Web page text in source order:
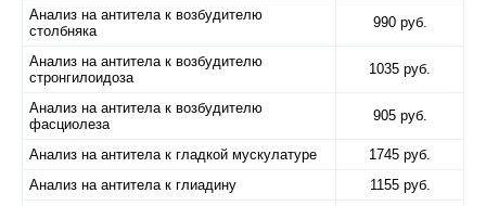
Анализ на антитела к возбудителю
столбняка
990 руб.
Анализ на антитела к возбудителю
стронгилоидоза
1035 руб.
Анализ на антитела к возбудителю
фасциолеза
905 руб.
Анализ на антитела к гладкой мускулатуре
1745 руб.
Анализ на антитела к глиадину
1155 руб.